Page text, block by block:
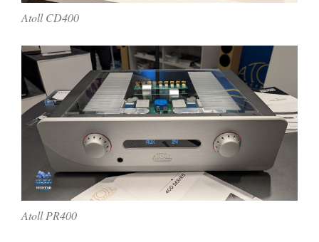
Atoll CD400
Atoll PR400